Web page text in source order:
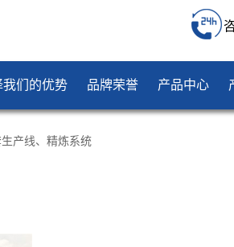
我们的优势 品牌荣誉 产品中心
产线、精炼系统